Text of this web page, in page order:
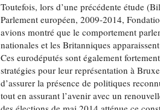
Toutefois, lors d’une précédente étude
Parlement européen, 2009-2014,
avions montré que le comportement
nationales et les Britanniques
Ces eurodéputés sont également
stratégies pour leur représentation à
d’assurer la présence de politiques
tout en assurant l’avenir avec un